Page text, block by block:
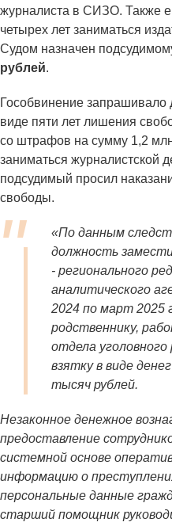
журналиста в СИЗО. Также
четырех лет заниматься
Судом назначен
рублей.
Гособвинение запрашивало
виде пяти лет лишения
со штрафов на сумму 1,2
заниматься журналистской
подсудимый просил
свободы.
«По данным
должность
- регионального
аналитического
2024 по март 2025
родственнику,
отдела
взятку в виде
тысяч рублей.
Незаконное денежное
предоставление
системной основе
информацию о
персональные данные
старший помощник